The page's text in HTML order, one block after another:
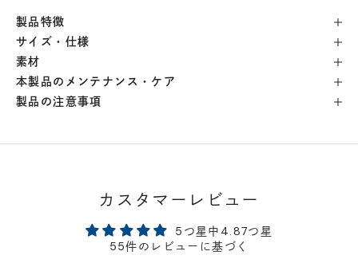
横浜店
軽井澤工房店 - 在庫 -×
製品特徴
サイズ・仕様
素材
本製品のメンテナンス・ケア
製品の注意事項
カスタマーレビュー
5つ星中4.87つ星
55件のレビューに基づく